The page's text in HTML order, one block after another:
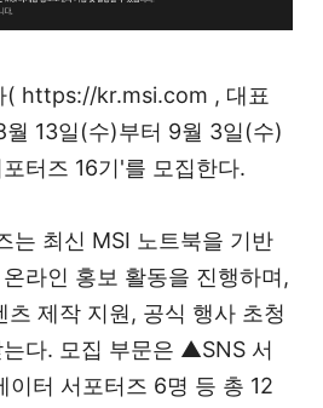
( https://kr.msi.com , 대표
13일(수)부터 9월 3일(수)
터즈 16기'를 모집한다.
는 최신 MSI 노트북을 기반
라인 홍보 활동을 진행하며,
츠 제작 지원, 공식 행사 초청
다. 모집 부문은 ▲SNS 서
터 서포터즈 6명 등 총 12